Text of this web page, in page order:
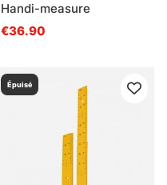
Handi-measure
€36.90
Épuisé